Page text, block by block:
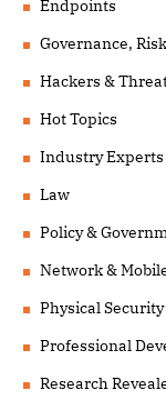
Endpoints
Governance,
Hackers &
Hot Topics
Industry Experts
Law
Policy &
Network &
Physical
Professional
Research